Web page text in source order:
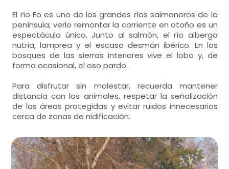
El río Eo es uno de los grandes ríos salmoneros de la
península; verlo remontar la corriente en otoño es un
espectáculo único. Junto al salmón, el río alberga
nutria, lamprea y el escaso desmán ibérico. En los
bosques de las sierras interiores vive el lobo y, de
forma ocasional, el oso pardo.
Para disfrutar sin molestar, recuerda mantener
distancia con los animales, respetar la señalización
de las áreas protegidas y evitar ruidos innecesarios
cerca de zonas de nidificación.